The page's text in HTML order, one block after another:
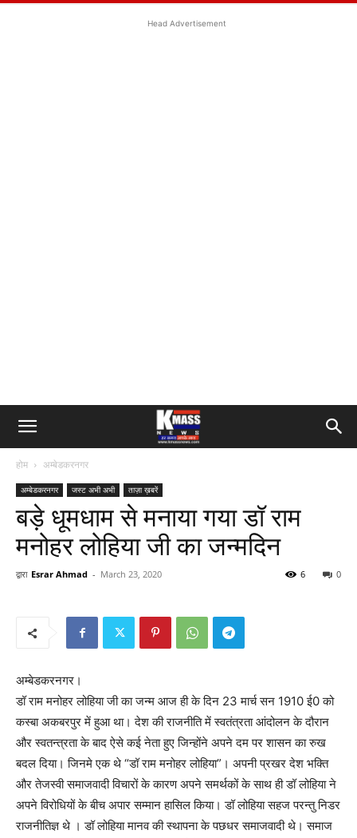
Head Advertisement
होम अम्बेडकरनगर
अम्बेडकरनगर जस्ट अभी अभी ताज़ा ख़बरें
बड़े धूमधाम से मनाया गया डॉ राम
मनोहर लोहिया जी का जन्मदिन
द्वारा Esrar Ahmad - March 23, 2020 0
6
अम्बेडकरनगर।
डॉ राम मनोहर लोहिया जी का जन्म आज ही के दिन 23 मार्च सन 1910 ई0 को
कस्बा अकबरपुर में हुआ था। देश की राजनीति में स्वतंत्रता आंदोलन के दौरान
और स्वतन्त्रता के बाद ऐसे कई नेता हुए जिन्होंने अपने दम पर शासन का रुख
बदल दिया। जिनमे एक थे “डॉ राम मनोहर लोहिया”। अपनी प्रखर देश भक्ति
और तेजस्वी समाजवादी विचारों के कारण अपने समर्थकों के साथ ही डॉ लोहिया ने
अपने विरोधियों के बीच अपार सम्मान हासिल किया। डॉ लोहिया सहज परन्तु निडर
राजनीतिज्ञ थे । डॉ लोहिया मानव की स्थापना के पछधर समाजवादी थे। समाज